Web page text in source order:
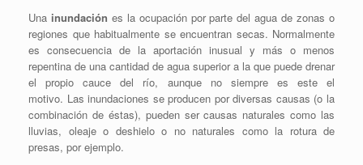
Una inundación es la ocupación por parte del agua de zonas o
regiones que habitualmente se encuentran secas. Normalmente
es consecuencia de la aportación inusual y más o menos
repentina de una cantidad de agua superior a la que puede drenar
el propio cauce del río, aunque no siempre es este el
motivo. Las inundaciones se producen por diversas causas (o la
combinación de éstas), pueden ser causas naturales como las
lluvias, oleaje o deshielo o no naturales como la rotura de
presas, por ejemplo.